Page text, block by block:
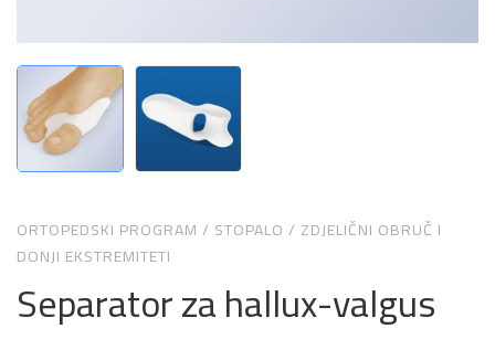
ORTOPEDSKI PROGRAM / STOPALO / ZDJELIČNI OBRUČ I
DONJI EKSTREMITETI
Separator za hallux-valgus